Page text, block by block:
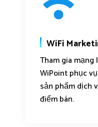
WiFi
Tham gia
WiPoint phục
sản phẩm dịch
điểm bán.